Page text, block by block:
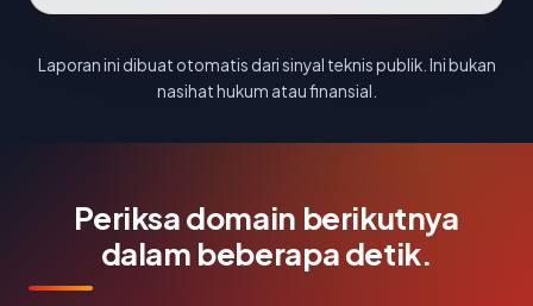
Laporan ini dibuat otomatis dari sinyal teknis publik. Ini bukan
nasihat hukum atau finansial.
Periksa domain berikutnya
dalam beberapa detik.